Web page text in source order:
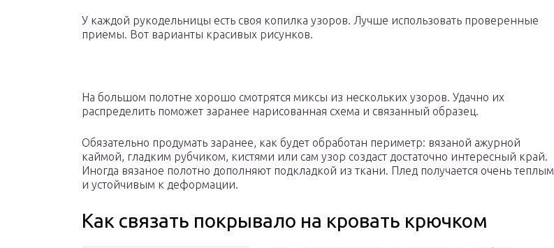
У каждой рукодельницы есть своя копилка узоров. Лучше использовать проверенные
приемы. Вот варианты красивых рисунков.
На большом полотне хорошо смотрятся миксы из нескольких узоров. Удачно их
распределить поможет заранее нарисованная схема и связанный образец.
Обязательно продумать заранее, как будет обработан периметр: вязаной ажурной
каймой, гладким рубчиком, кистями или сам узор создаст достаточно интересный край.
Иногда вязаное полотно дополняют подкладкой из ткани. Плед получается очень теплым
и устойчивым к деформации.
Как связать покрывало на кровать крючком